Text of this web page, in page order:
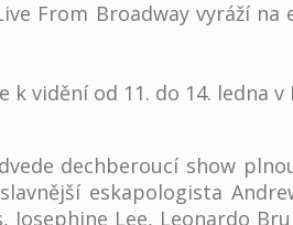
From Broadway vyráží
vidění od 11. do 14. ledna
dechberoucí show
eskapologista
Lee, Leonardo